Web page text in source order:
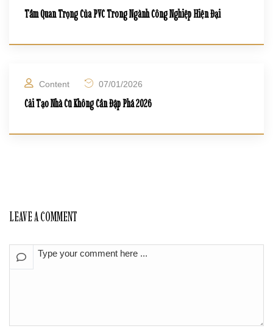
Tầm Quan Trọng Của PVC Trong Ngành Công Nghiệp Hiện Đại
Content 07/01/2026
Cải Tạo Nhà Cũ Không Cần Đập Phá 2026
LEAVE A COMMENT